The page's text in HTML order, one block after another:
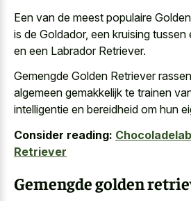
Een van de meest populaire
is de Goldador, een kruising
en een Labrador Retriever.
Gemengde Golden Retriever
algemeen gemakkelijk te trainen
intelligentie en bereidheid om hun
Consider reading:
Retriever
Gemengde golden